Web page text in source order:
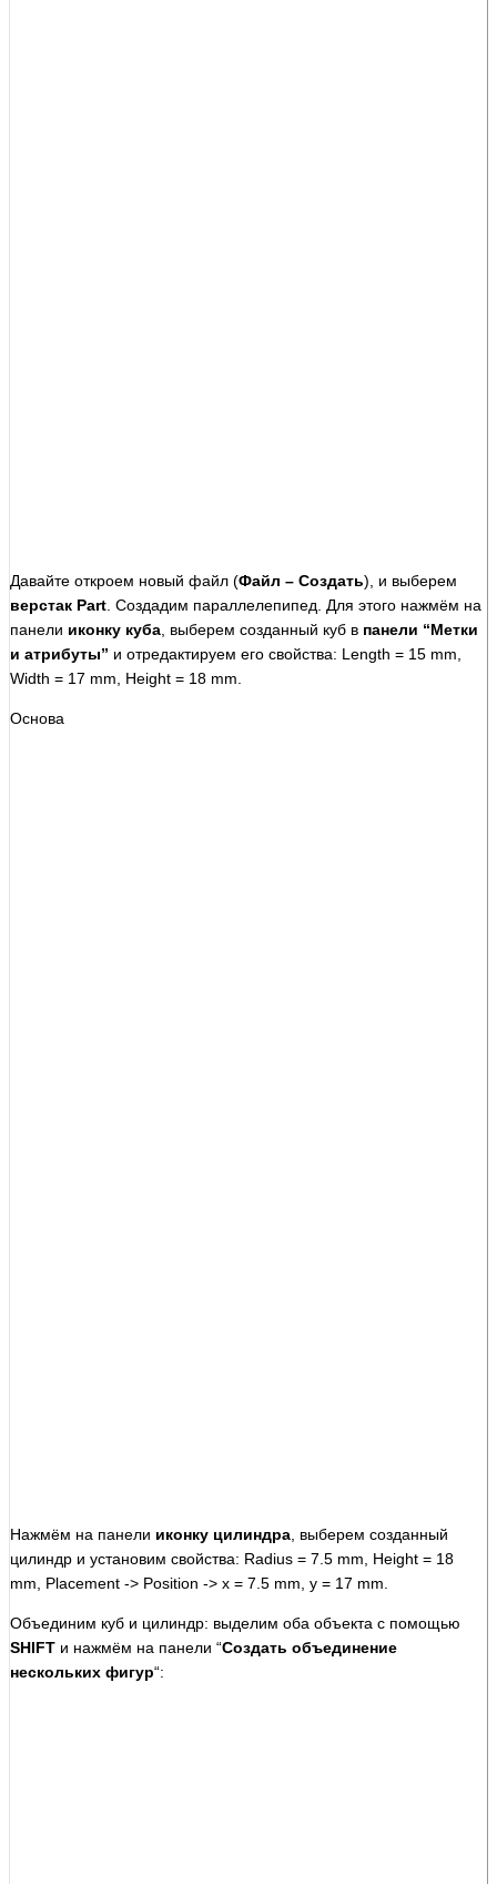
Давайте откроем новый файл (Файл – Создать), и выберем
верстак Part . Создадим параллелепипед. Для этого нажмём на
панели иконку куба , выберем созданный куб в панели “Метки
и атрибуты” и отредактируем его свойства: Length = 15 mm,
Width = 17 mm, Height = 18 mm.
Основа
Нажмём на панели иконку цилиндра , выберем созданный
цилиндр и установим свойства: Radius = 7.5 mm, Height = 18
mm, Placement -> Position -> x = 7.5 mm, y = 17 mm.
Объединим куб и цилиндр: выделим оба объекта с помощью
SHIFT и нажмём на панели “Создать объединение
нескольких фигур“: